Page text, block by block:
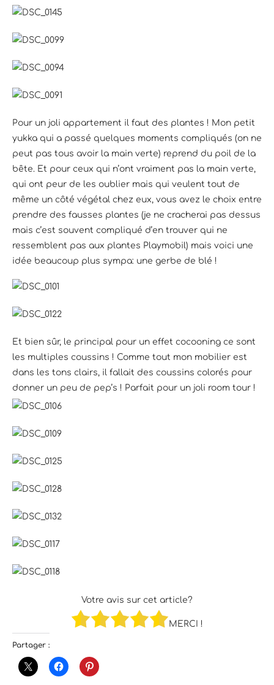
Pour un joli appartement il faut des plantes ! Mon petit
yukka qui a passé quelques moments compliqués (on ne
peut pas tous avoir la main verte) reprend du poil de la
bête. Et pour ceux qui n’ont vraiment pas la main verte,
qui ont peur de les oublier mais qui veulent tout de
même un côté végétal chez eux, vous avez le choix entre
prendre des fausses plantes (je ne cracherai pas dessus
mais c’est souvent compliqué d’en trouver qui ne
ressemblent pas aux plantes Playmobil) mais voici une
idée beaucoup plus sympa: une gerbe de blé !
Et bien sûr, le principal pour un effet cocooning ce sont
les multiples coussins ! Comme tout mon mobilier est
dans les tons clairs, il fallait des coussins colorés pour
donner un peu de pep’s ! Parfait pour un joli room tour !
Votre avis sur cet article?
MERCI !
Partager :